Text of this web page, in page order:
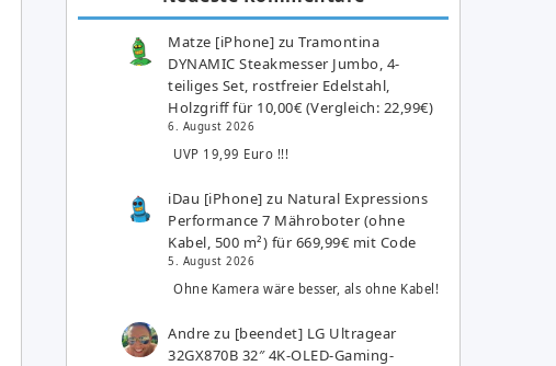
Matze [iPhone] zuTramontina
DYNAMIC Steakmesser Jumbo, 4-
teiliges Set, rostfreier Edelstahl,
Holzgriff für 10,00€ (Vergleich: 22,99€)
6. August 2026
UVP 19,99 Euro !!!
iDau [iPhone] zu Natural Expressions
Performance 7 Mähroboter (ohne
Kabel, 500 m²) für 669,99€ mit Code
5. August 2026
Ohne Kamera wäre besser, als ohne Kabel!
Andre zu [beendet] LG Ultragear
32GX870B 32″ 4K-OLED-Gaming-